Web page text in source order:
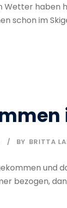
Wetter haben
schon im
BY BRITTA
und
bezogen,